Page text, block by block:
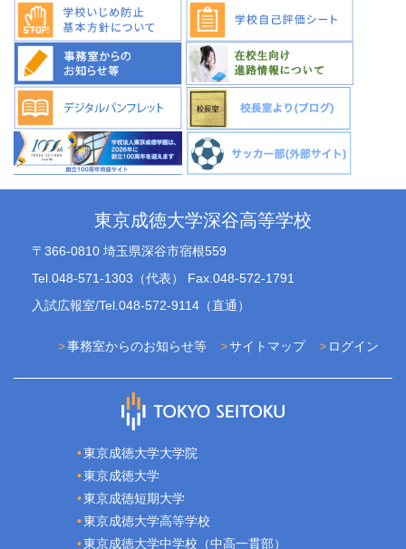
東京成徳大学深谷高等学校
〒366-0810 埼玉県深谷市宿根559
Tel.048-571-1303（代表） Fax.048-572-1791
入試広報室/Tel.048-572-9114（直通）
ログイン
サイトマップ
事務室からのお知らせ等
東京成徳大学大学院
東京成徳大学
東京成徳短期大学
東京成徳大学高等学校
東京成徳大学中学校（中高一貫部）